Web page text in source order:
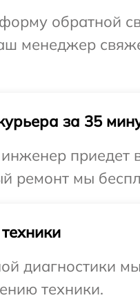
обратной
менеджер
за 35
приедет
ремонт мы
диагностики
техники.